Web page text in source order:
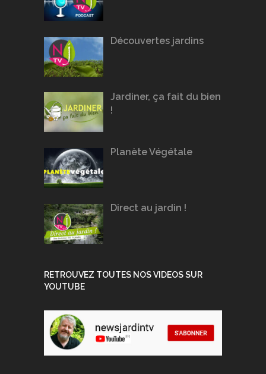
Découvertes jardins
Jardiner, ça fait du bien
!
Planète Végétale
Direct au jardin !
RETROUVEZ TOUTES NOS VIDEOS SUR
YOUTUBE